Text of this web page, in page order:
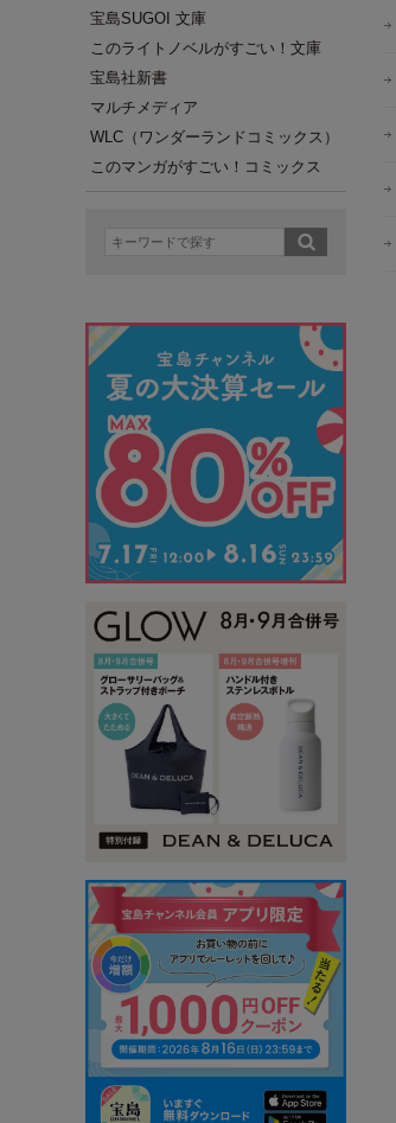
宝島SUGOI 文庫
このライトノベルがすごい！文庫
宝島社新書
マルチメディア
WLC（ワンダーランドコミックス）
このマンガがすごい！コミックス